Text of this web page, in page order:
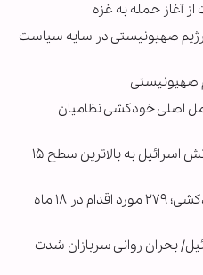
رژیم صهیونیستی در سایه سیاست
صهیونیستی
اصلی خودکشی نظامیان
هاآرتص: رکورد خودکشی در ارتش اسرائیل به بالاترین سطح ۱۵
سربازان اسرائیلی در صف خودکشی؛ ۲۷۹ مورد اقدام در ۱۸ ماه
بحران روانی سربازان شدت